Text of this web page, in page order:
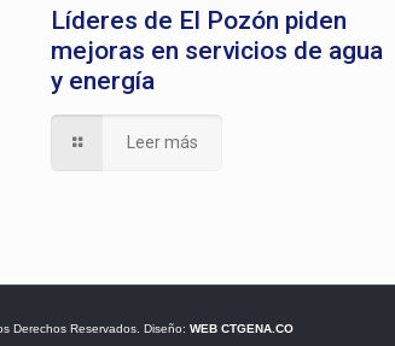
Líderes de El Pozón piden
mejoras en servicios de agua
y energía
Leer más
Derechos Reservados. Diseño: WEB CTGENA.CO